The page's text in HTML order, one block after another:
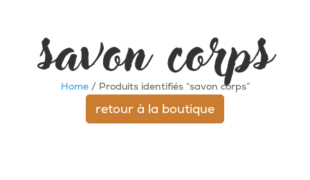
savon corps
Home/ Produits identifiés “savon corps”
retour à la boutique